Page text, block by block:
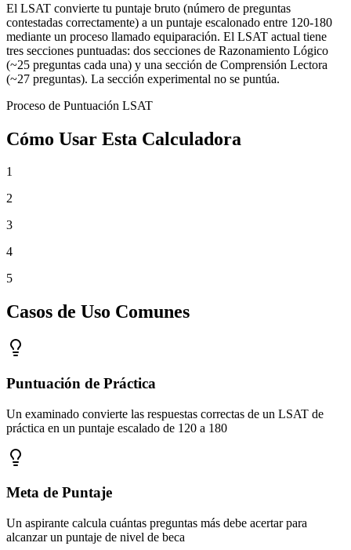
El LSAT convierte tu puntaje bruto (número de preguntas
contestadas correctamente) a un puntaje escalonado entre 120-180
mediante un proceso llamado equiparación. El LSAT actual tiene
tres secciones puntuadas: dos secciones de Razonamiento Lógico
(~25 preguntas cada una) y una sección de Comprensión Lectora
(~27 preguntas). La sección experimental no se puntúa.
Proceso de Puntuación LSAT
Cómo Usar Esta Calculadora
1
2
3
4
5
Casos de Uso Comunes
Puntuación de Práctica
Un examinado convierte las respuestas correctas de un LSAT de
práctica en un puntaje escalado de 120 a 180
Meta de Puntaje
Un aspirante calcula cuántas preguntas más debe acertar para
alcanzar un puntaje de nivel de beca